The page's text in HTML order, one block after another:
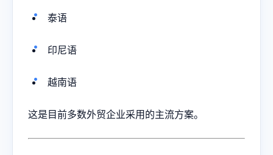
泰语
印尼语
越南语
这是目前多数外贸企业采用的主流方案。